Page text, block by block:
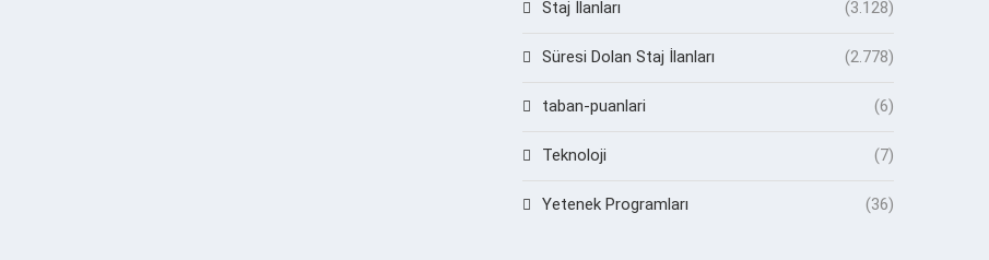
Staj İlanları (3.128)
Süresi Dolan Staj İlanları (2.778)
taban-puanlari (6)
Teknoloji (7)
Yetenek Programları (36)